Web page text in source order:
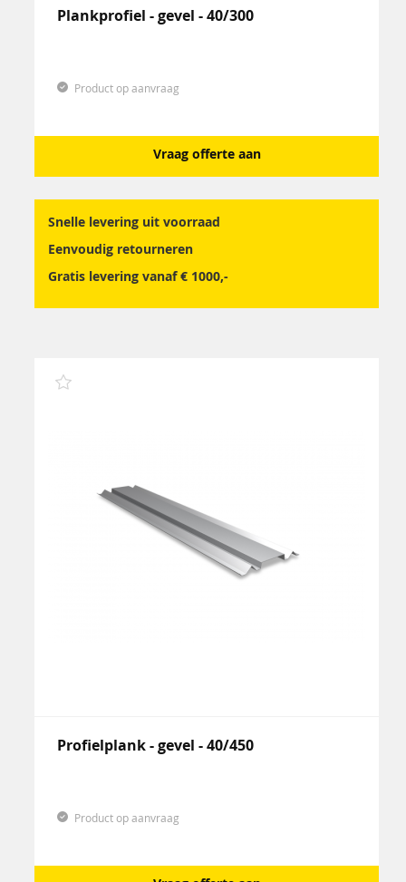
Plankprofiel - gevel - 40/300
Product op aanvraag
Vraag offerte aan
Snelle levering uit voorraad
Eenvoudig retourneren
Gratis levering vanaf € 1000,-
Profielplank - gevel - 40/450
Product op aanvraag